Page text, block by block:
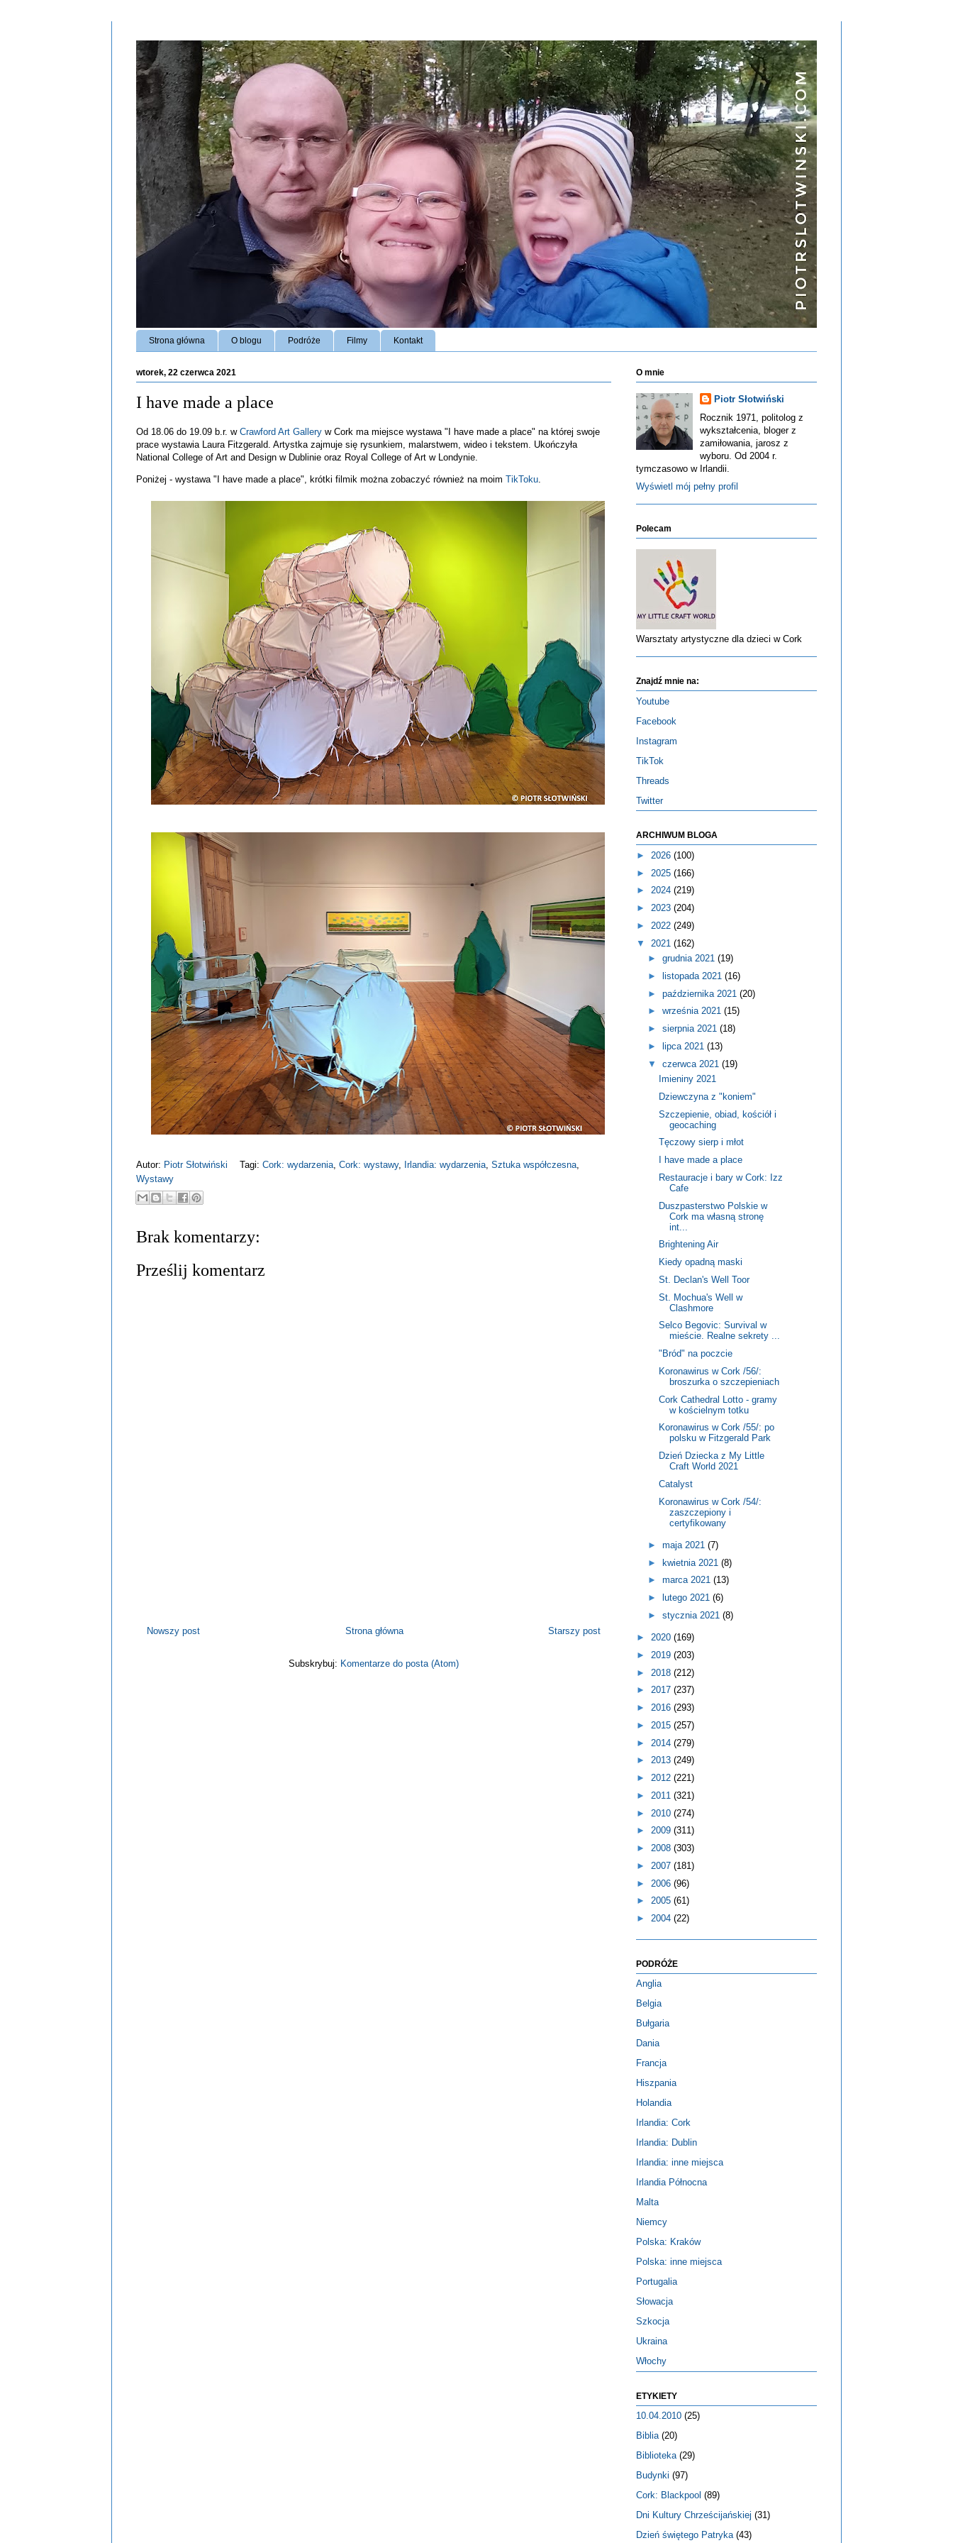
Strona główna O blogu Podróże Filmy Kontakt
wtorek, 22 czerwca 2021
I have made a place
Od 18.06 do 19.09 b.r. w Crawford Art Gallery w Cork ma miejsce wystawa "I have made a place" na której swoje
prace wystawia Laura Fitzgerald. Artystka zajmuje się rysunkiem, malarstwem, wideo i tekstem. Ukończyła
National College of Art and Design w Dublinie oraz Royal College of Art w Londynie.
Poniżej - wystawa "I have made a place", krótki filmik można zobaczyć również na moim TikToku.
Autor: Piotr Słotwiński Tagi: Cork: wydarzenia Cork: wystawy, Irlandia: wydarzenia Sztuka współczesna
Wystawy
Brak komentarzy:
Prześlij komentarz
Nowszy post Starszy post
Strona główna
Subskrybuj: Komentarze do posta (Atom)
O mnie
Piotr Słotwiński
Rocznik 1971, politolog z
wykształcenia, bloger z
zamiłowania, jarosz z
wyboru. Od 2004 r.
tymczasowo w Irlandii.
Wyświetl mój pełny profil
Polecam
Warsztaty artystyczne dla dzieci w Cork
Znajdź mnie na:
Youtube
Facebook
Instagram
TikTok
Threads
Twitter
ARCHIWUM BLOGA
► 2026 (100)
► 2025 (166)
► 2024 (219)
► 2023 (204)
► 2022 (249)
▼ 2021 (162)
► grudnia 2021 (19)
►
listopada 2021 (16)
► października 2021 (20)
► września 2021 (15)
► sierpnia 2021 (18)
►
lipca 2021 (13)
▼ czerwca 2021 (19)
Imieniny 2021
Dziewczyna z "koniem"
Szczepienie, obiad, kościół i
geocaching
Tęczowy sierp i młot
I have made a place
Restauracje i bary w Cork: Izz
Cafe
Duszpasterstwo Polskie w
Cork ma własną stronę
int...
Brightening Air
Kiedy opadną maski
St. Declan's Well Toor
St. Mochua's Well w
Clashmore
Selco Begovic: Survival w
mieście. Realne sekrety ...
"Bród" na poczcie
Koronawirus w Cork /56/:
broszurka o szczepieniach
Cork Cathedral Lotto - gramy
w kościelnym totku
Koronawirus w Cork /55/: po
polsku w Fitzgerald Park
Dzień Dziecka z My Little
Craft World 2021
Catalyst
Koronawirus w Cork /54/:
zaszczepiony i
certyfikowany
► maja 2021 (7)
► kwietnia 2021 (8)
► marca 2021 (13)
►
lutego 2021 (6)
► stycznia 2021 (8)
► 2020 (169)
► 2019 (203)
► 2018 (212)
► 2017 (237)
► 2016 (293)
► 2015 (257)
► 2014 (279)
► 2013 (249)
► 2012 (221)
► 2011 (321)
► 2010 (274)
► 2009 (311)
► 2008 (303)
► 2007 (181)
► 2006 (96)
► 2005 (61)
► 2004 (22)
PODRÓŻE
Anglia
Belgia
Bułgaria
Dania
Francja
Hiszpania
Holandia
Irlandia: Cork
Irlandia: Dublin
Irlandia: inne miejsca
Irlandia Północna
Malta
Niemcy
Polska: Kraków
Polska: inne miejsca
Portugalia
Słowacja
Szkocja
Ukraina
Włochy
ETYKIETY
10.04.2010 (25)
Biblia (20)
Biblioteka (29)
Budynki (97)
Cork: Blackpool (89)
Dni Kultury Chrześcijańskiej (31)
Dzień świętego Patryka (43)